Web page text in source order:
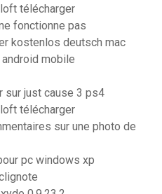
télécharger
fonctionne pas
kostenlos deutsch mac
mobile
sur just cause 3 ps4
télécharger
sur une photo de
pc windows xp